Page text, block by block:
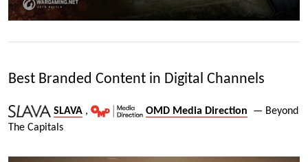
Best Branded Content in Digital Channels
SLAVA , OMD Media Direction
— Beyond
The Capitals